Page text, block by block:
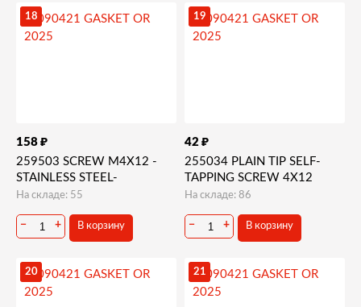
18
158 ₽
259503 SCREW M4X12 -
STAINLESS STEEL-
На складе: 55
− + В корзину
19
42 ₽
255034 PLAIN TIP SELF-
TAPPING SCREW 4X12
На складе: 86
− + В корзину
20 21